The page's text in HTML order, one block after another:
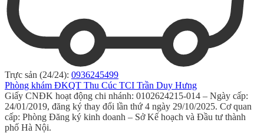
Trực sản (24/24): 0936245499
Phòng khám ĐKQT Thu Cúc TCI Trần Duy Hưng
Giấy CNĐK hoạt động chi nhánh: 0102624215-014 – Ngày cấp:
24/01/2019, đăng ký thay đổi lần thứ 4 ngày 29/10/2025. Cơ quan
cấp: Phòng Đăng ký kinh doanh – Sở Kế hoạch và Đầu tư thành
phố Hà Nội.